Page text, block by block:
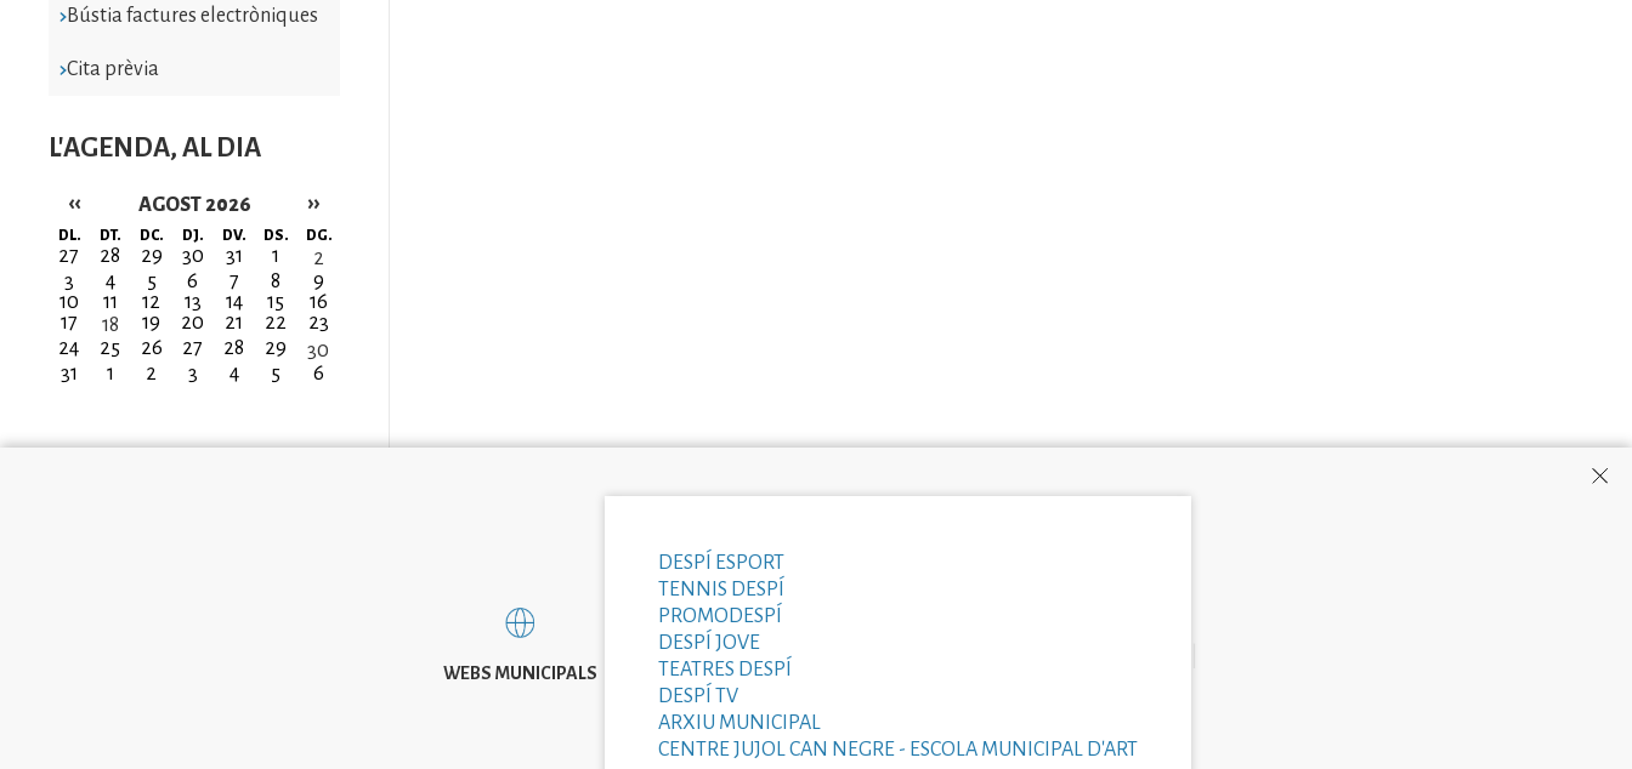
Bústia factures electròniques
Cita prèvia
L'AGENDA, AL DIA
AGOST 2026
Paginació
‹‹ ››
DL. DT. DC. DJ. DV. DS. DG.
27 28 29 30 31 1
2
3
4 5 6 7 8
9
10
11 12 13 14 15
16
17
18 19 20 21 22
23
24
25 26 27 28 29
30
31
1 2 3 4 5 6
WEBS MUNICIPALS
DESPÍ ESPORT
TENNIS DESPÍ
PROMODESPÍ
DESPÍ JOVE
TEATRES DESPÍ
DESPÍ TV
ARXIU MUNICIPAL
CENTRE JUJOL CAN NEGRE - ESCOLA MUNICIPAL D'ART